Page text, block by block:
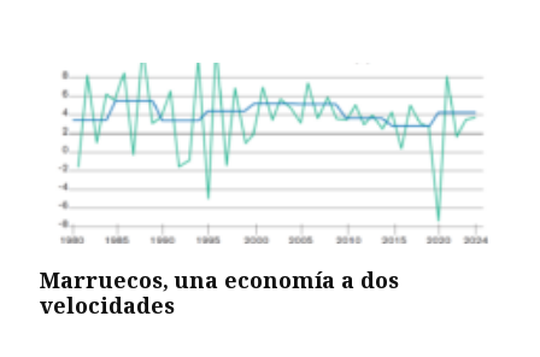
Marruecos, una economía a dos
velocidades